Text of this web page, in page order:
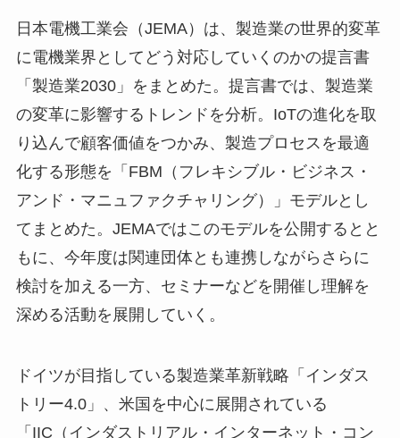
日本電機工業会（JEMA）は、製造業の世界的変革
に電機業界としてどう対応していくのかの提言書
「製造業2030」をまとめた。提言書では、製造業
の変革に影響するトレンドを分析。IoTの進化を取
り込んで顧客価値をつかみ、製造プロセスを最適
化する形態を「FBM（フレキシブル・ビジネス・
アンド・マニュファクチャリング）」モデルとし
てまとめた。JEMAではこのモデルを公開するとと
もに、今年度は関連団体とも連携しながらさらに
検討を加える一方、セミナーなどを開催し理解を
深める活動を展開していく。
ドイツが目指している製造業革新戦略「インダス
トリー4.0」、米国を中心に展開されている
「IIC（インダストリアル・インターネット・コン